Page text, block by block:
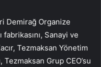
Demirağ Organize
Sanayi ve
Tezmaksan Yönetim
Grup CEO’su